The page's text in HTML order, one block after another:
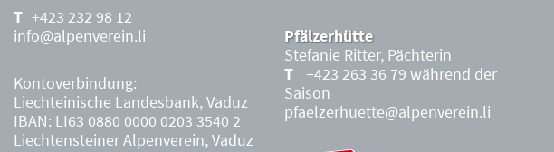
+423 232 98 12
info@alpenverein.li
Kontoverbindung:
Liechteinische Landesbank, Vaduz
IBAN: LI63 0880 0000 0203 3540 2
Liechtensteiner Alpenverein, Vaduz
Pfälzerhütte
Stefanie Ritter, Pächterin
+423 263 36 79 während der
Saison
pfaelzerhuette@alpenverein.li